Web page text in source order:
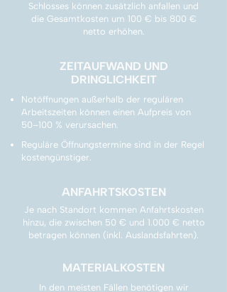
Schlosses können zusätzlich anfallen und
die Gesamtkosten um 100 € bis 800 €
netto erhöhen.
ZEITAUFWAND UND
DRINGLICHKEIT
Notöffnungen außerhalb der regulären
Arbeitszeiten können einen Aufpreis von
50–100 % verursachen.
Reguläre Öffnungstermine sind in der Regel
kostengünstiger.
ANFAHRTSKOSTEN
Je nach Standort kommen Anfahrtskosten
hinzu, die zwischen 50 € und 1.000 € netto
betragen können (inkl. Auslandsfahrten).
MATERIALKOSTEN
In den meisten Fällen benötigen wir